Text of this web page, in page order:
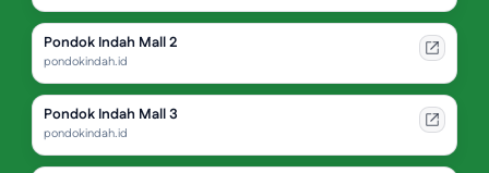
Pondok Indah Mall 2
pondokindah.id
Pondok Indah Mall 3
pondokindah.id